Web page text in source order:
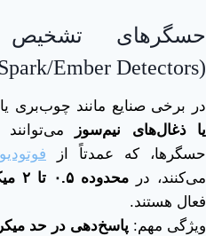
حسگرهای
(Spark/Ember Detectors)
در برخی صنایع مانند چوب‌بری
یا ذغال‌های نیم‌سوز
حسگرها، که عمدتاً از
می‌کنند، در محدوده ۰.۵ تا ۲
فعال هستند.
ویژگی مهم: پاسخ‌دهی در حد